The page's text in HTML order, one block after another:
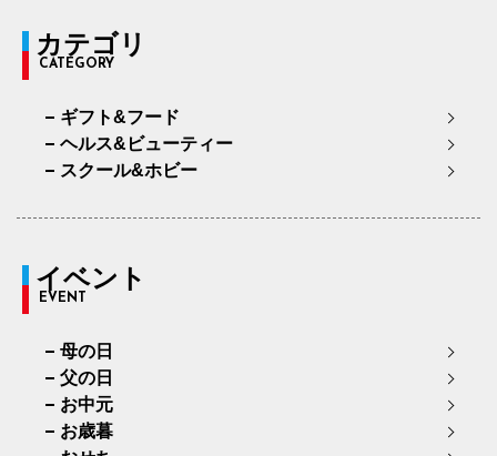
カテゴリ
CATEGORY
ギフト&フード
ヘルス&ビューティー
スクール&ホビー
イベント
EVENT
母の日
父の日
お中元
お歳暮